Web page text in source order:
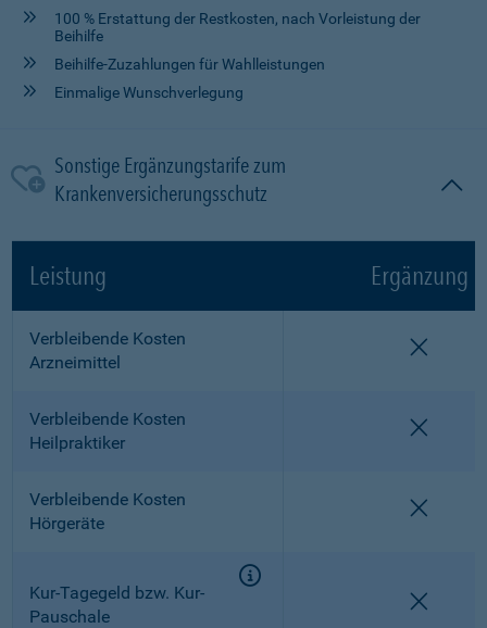
100 % Erstattung der Restkosten, nach Vorleistung der
Beihilfe
Beihilfe-Zuzahlungen für Wahlleistungen
Einmalige Wunschverlegung
Sonstige Ergänzungstarife zum
Krankenversicherungsschutz
Leistung Ergänzung
Verbleibende Kosten
Arzneimittel
Verbleibende Kosten
Heilpraktiker
Verbleibende Kosten
Hörgeräte
Kur-Tagegeld bzw. Kur-
Pauschale